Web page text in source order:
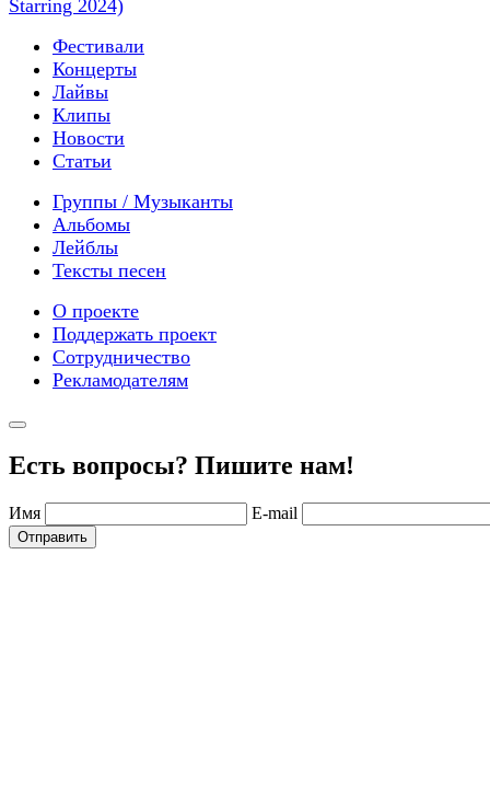
Starring 2024)
Фестивали
Концерты
Лайвы
Клипы
Новости
Статьи
Группы / Музыканты
Альбомы
Лейблы
Тексты песен
О проекте
Поддержать проект
Сотрудничество
Рекламодателям
Есть вопросы? Пишите нам!
Имя E-mail